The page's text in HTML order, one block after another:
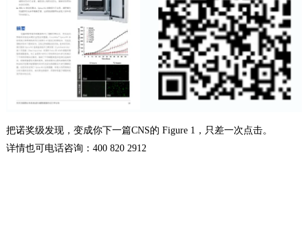
把诺奖级发现，变成你下一篇CNS的 Figure 1，只差一次点击。
详情也可电话咨询：400 820 2912